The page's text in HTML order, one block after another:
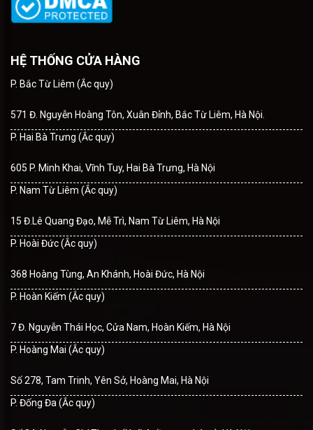
HỆ THỐNG CỬA HÀNG
P. Bắc Từ Liêm (Ắc quy)
571 Đ. Nguyễn Hoàng Tôn, Xuân Đỉnh, Bắc Từ Liêm, Hà Nội.
P. Hai Bà Trưng (Ắc quy)
605 P. Minh Khai, Vĩnh Tuy, Hai Bà Trưng, Hà Nội
P. Nam Từ Liêm (Ắc quy)
15 Đ.Lê Quang Đạo, Mễ Trì, Nam Từ Liêm, Hà Nội
P. Hoài Đức (Ắc quy)
368 Hoàng Tùng, An Khánh, Hoài Đức, Hà Nội
P. Hoàn Kiếm (Ắc quy)
7 Đ. Nguyễn Thái Học, Cửa Nam, Hoàn Kiếm, Hà Nội
P. Hoàng Mai (Ắc quy)
Số 278, Tam Trinh, Yên Sở, Hoàng Mai, Hà Nội
P. Đống Đa (Ắc quy)